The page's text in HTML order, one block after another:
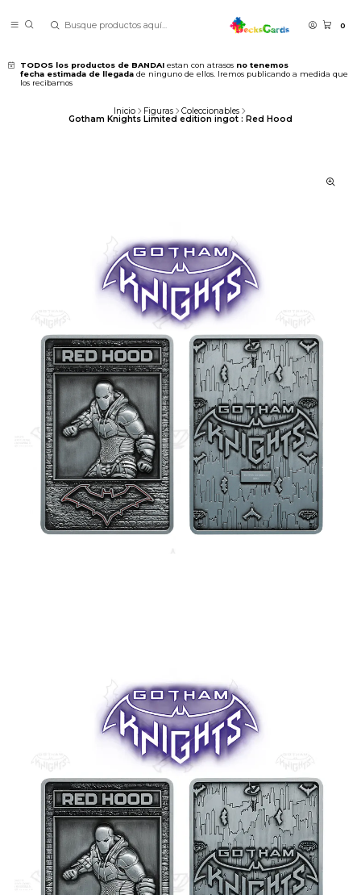
0
TODOS los productos de BANDAI estan con atrasos no tenemos
fecha estimada de llegada de ninguno de ellos. Iremos publicando a medida que
los recibamos
Inicio Figuras
Coleccionables
Gotham Knights Limited edition ingot : Red Hood